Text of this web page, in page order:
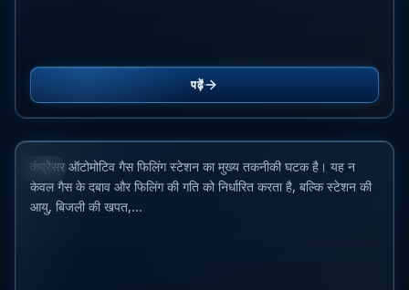
पढ़ें
ब्लॉग
सीएनजी परियोजनाओं के लिए सर्वश्रेष्ठ कम्प्रेसर: Ariel, ANGI,
SAFE, CIMC Enric और Galileo की तुलना
15 जून 2026
कंप्रेसर ऑटोमोटिव गैस फिलिंग स्टेशन का मुख्य तकनीकी घटक है। यह न
केवल गैस के दबाव और फिलिंग की गति को निर्धारित करता है, बल्कि स्टेशन की
आयु, बिजली की खपत,...